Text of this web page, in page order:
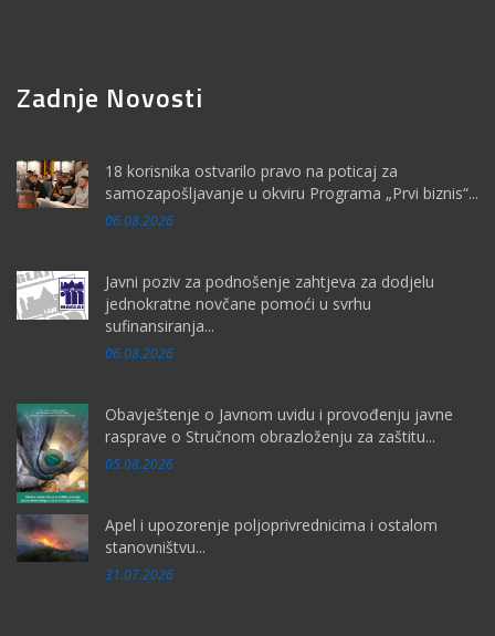
Zadnje Novosti
18 korisnika ostvarilo pravo na poticaj za
samozapošljavanje u okviru Programa „Prvi biznis“...
06.08.2026
Javni poziv za podnošenje zahtjeva za dodjelu
jednokratne novčane pomoći u svrhu
sufinansiranja...
06.08.2026
Obavještenje o Javnom uvidu i provođenju javne
rasprave o Stručnom obrazloženju za zaštitu...
05.08.2026
Apel i upozorenje poljoprivrednicima i ostalom
stanovništvu...
31.07.2026